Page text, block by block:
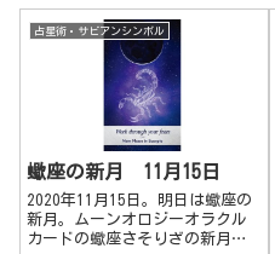
占星術・サビアンシンボル
蠍座の新月 11月15日
2020年11月15日。明日は蠍座の
新月。ムーンオロジーオラクル
カードの蠍座さそりざの新月の